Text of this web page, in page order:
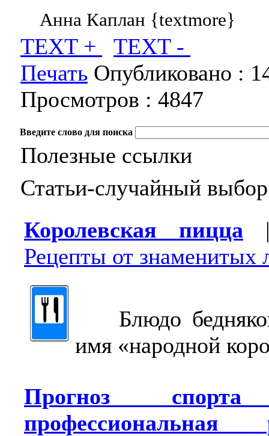
Анна Каплан {textmore}
TEXT +
TEXT -
Печать Опубликовано :
Просмотров : 4847
Введите слово для поиска
Полезные ссылки
Статьи-случайный выбор
Королевская пицца
Рецепты от знаменитых
Блюдо
имя «народной
Прогноз